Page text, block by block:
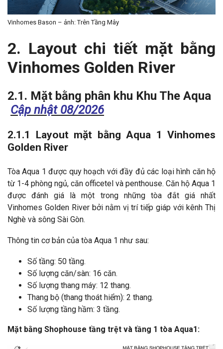
Vinhomes Bason – ảnh: Trên Tầng Mây
2. Layout chi tiết mặt bằng
Vinhomes Golden River
2.1. Mặt bằng phân khu Khu The Aqua
Cập nhật 08/2026
2.1.1 Layout mặt bằng Aqua 1 Vinhomes
Golden River
Tòa Aqua 1 được quy hoạch với đầy đủ các loại hình căn hộ
từ 1-4 phòng ngủ, căn officetel và penthouse. Căn hộ Aqua 1
được đánh giá là một trong những tòa đắt giá nhất
Vinhomes Golden River bởi nằm vị trí tiếp giáp với kênh Thị
Nghè và sông Sài Gòn.
Thông tin cơ bản của tòa Aqua 1 như sau:
Số tầng: 50 tầng.
Số lượng căn/sàn: 16 căn.
Số lượng thang máy: 12 thang.
Thang bộ (thang thoát hiểm): 2 thang.
Số lượng tầng hầm: 3 tầng.
Mặt bằng Shophouse tầng trệt và tầng 1 tòa Aqua1: